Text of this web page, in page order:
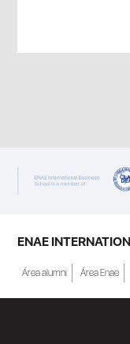
ENAE
Área alumni Área Enae